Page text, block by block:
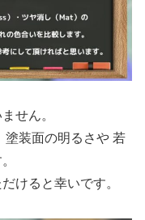
せん。
塗装面の明るさや 若
けると幸いです。